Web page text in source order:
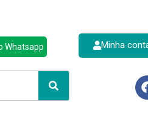
Whatsapp Minha